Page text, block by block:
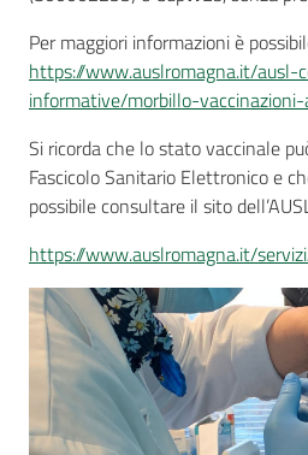
Per maggiori informazioni è
https://www.auslromagna.it/ausl-
informative/morbillo-
Si ricorda che lo stato vaccinale
Fascicolo Sanitario Elettronico e
possibile consultare il sito
https://www.auslromagna.it/